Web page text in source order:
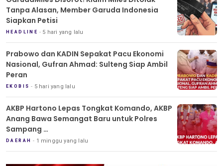
Tanpa Alasan, Member Garuda Indonesia
Siapkan Petisi
HEADLINE 5 hari yang lalu
Prabowo dan KADIN Sepakat Pacu Ekonomi
Nasional, Gufran Ahmad: Sulteng Siap Ambil
Peran
EKOBIS 5 hari yang lalu
AKBP Hartono Lepas Tongkat Komando, AKBP
Anang Bawa Semangat Baru untuk Polres
Sampang
Tradisi Pedang Pora Iringi Sertijab Kapolres
Sampang
DAERAH 1 minggu yang lalu